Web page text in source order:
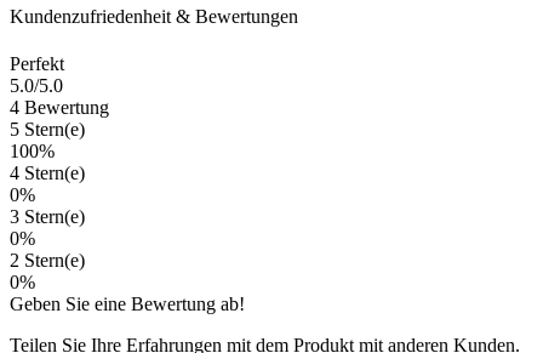
Kundenzufriedenheit & Bewertungen
Perfekt
5.0/5.0
4 Bewertung
5 Stern(e)
100%
4 Stern(e)
0%
3 Stern(e)
0%
2 Stern(e)
0%
Geben Sie eine Bewertung ab!
Teilen Sie Ihre Erfahrungen mit dem Produkt mit anderen Kunden.